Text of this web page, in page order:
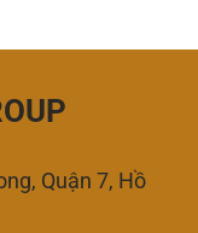
Quận 7, Hồ